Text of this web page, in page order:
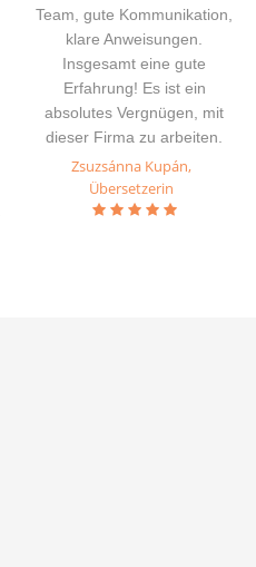
Team, gute Kommunikation,
klare Anweisungen.
Insgesamt eine gute
Erfahrung! Es ist ein
absolutes Vergnügen, mit
dieser Firma zu arbeiten.
Zsuzsánna Kupán,
Übersetzerin